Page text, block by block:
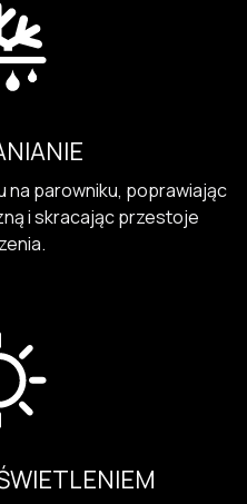
na parowniku, poprawiając
i skracając przestoje